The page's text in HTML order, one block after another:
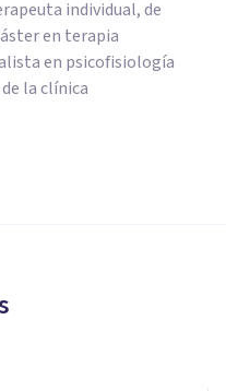
individual, de
en terapia
en psicofisiología
la clínica